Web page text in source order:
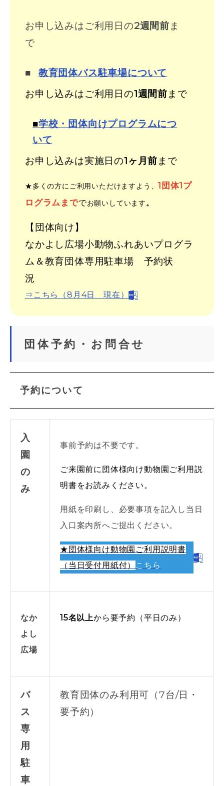
お申し込みはご利用日の2週間前ま
で
■
教育団体バス駐車場について
お申し込みはご利用日の1週間前まで
■学校・団体向けプログラムにつ
いて
お申し込みは実施日の1ヶ月前まで
★多くの方にご利用いただけますよう、1団体1プ
ログラムまででお願いしています。
【団体向け】
なかよし広場小動物ふれあいプログラ
ム＆教育団体専用駐車場 予約状
況
⇒こちら（8月4日 現在）
団体予約・お問合せ
予約について
入
園
の
み
事前予約は不要です。
ご来園前に団体様向け動物園ご利用説
明書をお読みください。
用紙を印刷し、必要事項を記入し当日
入口案内所へご提出ください。
★団体様向け動物園ご利用説明書
（当日受付用紙付） こちら
なか
よし
広場
15名以上から要予約（平日のみ）
バ
ス
専
用
駐
車
教育団体のみ利用可（7台/日・
要予約）